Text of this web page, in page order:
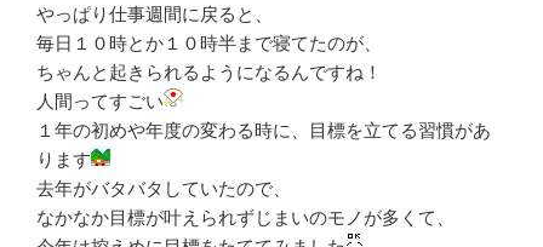
やっぱり仕事週間に戻ると、
毎日１０時とか１０時半まで寝てたのが、
ちゃんと起きられるようになるんですね！
人間ってすごい
１年の初めや年度の変わる時に、目標を立てる習慣があ
ります
去年がバタバタしていたので、
なかなか目標が叶えられずじまいのモノが多くて、